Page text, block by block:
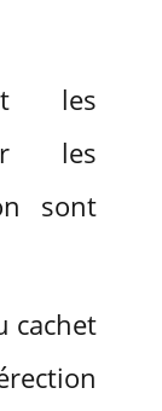
les
les
sont
cachet